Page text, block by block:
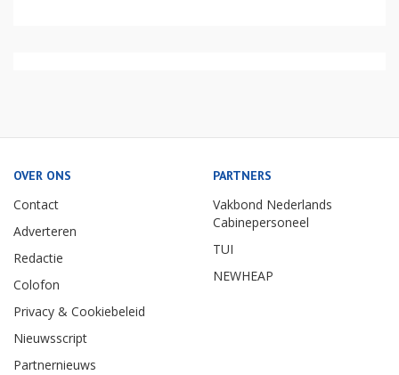
OVER ONS
Contact
Adverteren
Redactie
Colofon
Privacy & Cookiebeleid
Nieuwsscript
Partnernieuws
PARTNERS
Vakbond Nederlands
Cabinepersoneel
TUI
NEWHEAP